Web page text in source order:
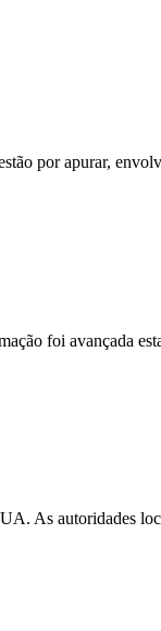
por apurar,
foi avançada
As autoridades